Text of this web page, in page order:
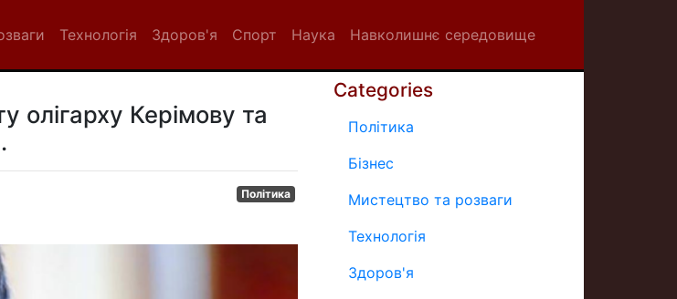
Технологія Здоров'я Спорт Наука Навколишнє середовище
олігарху Керімову та
Політика
Categories
Політика
Бізнес
Мистецтво та розваги
Технологія
Здоров'я